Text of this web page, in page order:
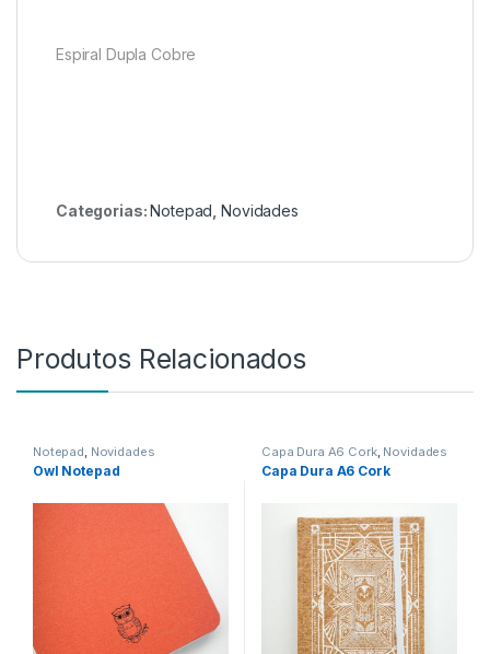
Espiral Dupla Cobre
Categorias:Notepad ,Novidades
Produtos Relacionados
Notepad Novidades
Owl Notepad
Capa Dura A6 Cork, Novidades
Capa Dura A6 Cork